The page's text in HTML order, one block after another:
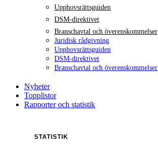
Upphovsrättsguiden
DSM-direktivet
Branschavtal och överenskommelser
Juridisk rådgivning
Upphovsrättsguiden
DSM-direktivet
Branschavtal och överenskommelser
Nyheter
Topplistor
Rapporter och statistik
STATISTIK